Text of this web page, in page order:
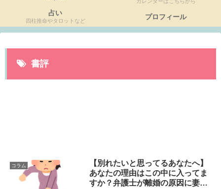
占い
四柱推命やタロットなど プロフィール
書評
コラム
【別れたいと思ってるあなたへ】
あなたの理由はこの中に入ってま
すか？弁護士が離婚の原因に妻か